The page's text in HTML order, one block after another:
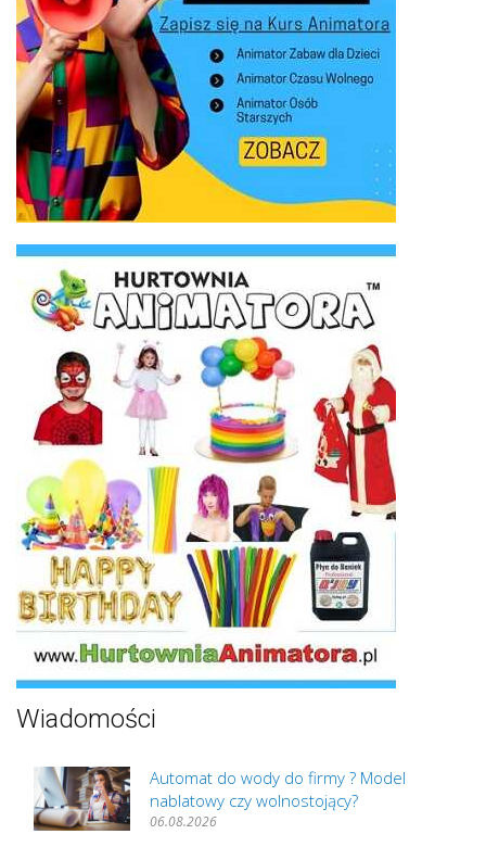
Wiadomości
Automat do wody do firmy ? Model
nablatowy czy wolnostojący?
06.08.2026